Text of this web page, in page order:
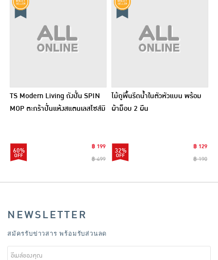
TS Modern Living ถังปั่น SPIN
MOP ตะกร้าปั่นแห้งสแตนเลสไซส์มิ
60%
฿ 199
฿ 499
ไม้ถูพื้นรีดน้ำในตัวหัวแบน พร้อม
ผ้าม็อบ 2 ผืน
32%
฿ 129
฿ 190
NEWSLETTER
สมัครรับข่าวสาร พร้อมรับส่วนลด